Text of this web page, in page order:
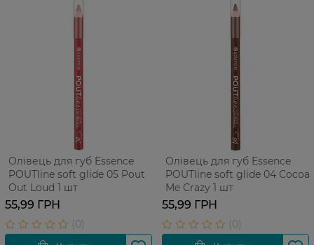
Олівець для губ Essence
POUTline soft glide 05 Pout
Out Loud 1 шт
55,99 ГРН
Олівець для губ Essence
POUTline soft glide 04 Cocoa
Me Crazy 1 шт
55,99 ГРН